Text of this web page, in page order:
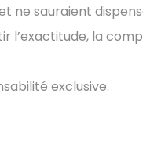
sauraient
la
exclusive.